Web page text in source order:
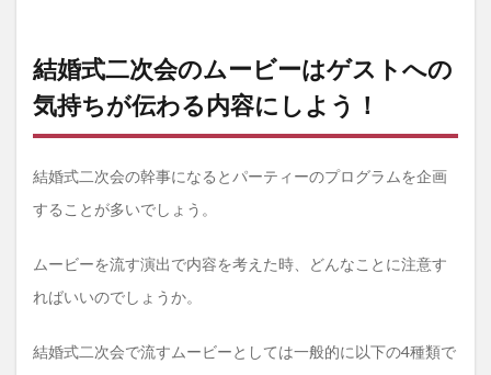
結婚式二次会のムービーはゲストへの
気持ちが伝わる内容にしよう！
結婚式二次会の幹事になるとパーティーのプログラムを企画
することが多いでしょう。
ムービーを流す演出で内容を考えた時、どんなことに注意す
ればいいのでしょうか。
結婚式二次会で流すムービーとしては一般的に以下の4種類で